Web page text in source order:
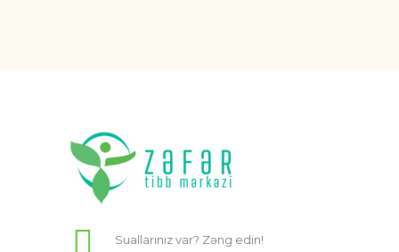
Suallarınız var? Zəng edin!